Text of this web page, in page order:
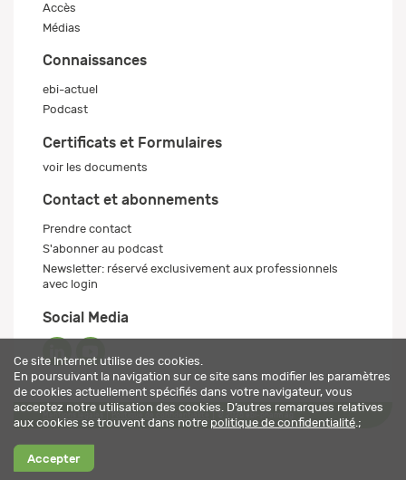
Accès
Médias
Connaissances
ebi-actuel
Podcast
Certificats et Formulaires
voir les documents
Contact et abonnements
Prendre contact
S'abonner au podcast
Newsletter: réservé exclusivement aux professionnels
avec login
Social Media
Ce site Internet utilise des cookies.
En poursuivant la navigation sur ce site sans modifier les paramètres
de cookies actuellement spécifiés dans votre navigateur, vous
acceptez notre utilisation des cookies. D’autres remarques relatives
aux cookies se trouvent dans notre politique de confidentialité .;
Accepter